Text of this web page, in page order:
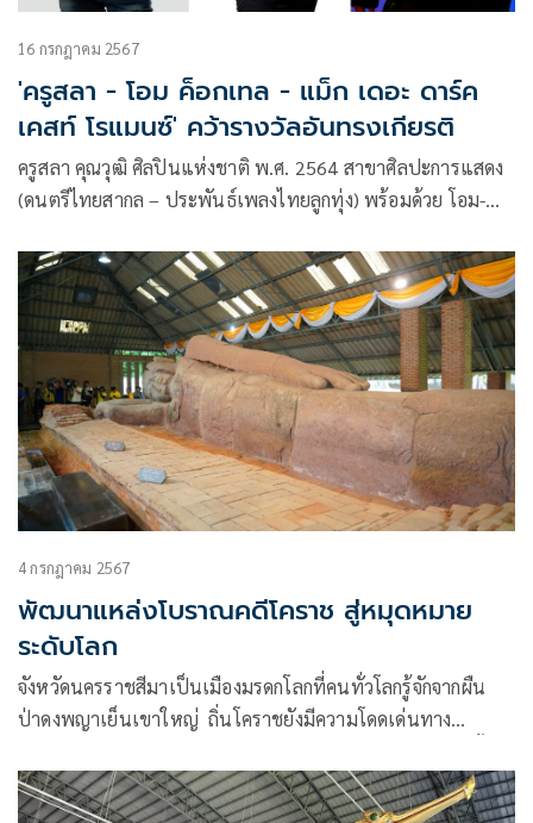
16 กรกฎาคม 2567
'ครูสลา - โอม ค็อกเทล - แม็ก เดอะ ดาร์ค
เคสท์ โรแมนซ์' คว้ารางวัลอันทรงเกียรติ
ครูสลา คุณวุฒิ ศิลปินแห่งชาติ พ.ศ. 2564 สาขาศิลปะการแสดง
(ดนตรีไทยสากล – ประพันธ์เพลงไทยลูกทุ่ง) พร้อมด้วย โอม-
แม็ก-ธิติวัฒน์ รองทอง นักร้องนำและมือเบสวง เดอะ ดาร์คเคสท์
โรแมนซ์ (The Darkest Romance) ได้รับรางวัล “เพชรใน
เพลง” ประจำปี 2567
4 กรกฎาคม 2567
พัฒนาแหล่งโบราณคดีโคราช สู่หมุดหมาย
ระดับโลก
จังหวัดนครราชสีมาเป็นเมืองมรดกโลกที่คนทั่วโลกรู้จักจากผืน
ป่าดงพญาเย็นเขาใหญ่ ถิ่นโคราชยังมีความโดดเด่นทาง
ใน